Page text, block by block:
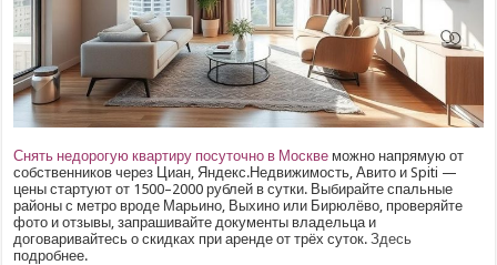
Снять недорогую квартиру посуточно в Москве можно напрямую от
собственников через Циан, Яндекс.Недвижимость, Авито и Spiti —
цены стартуют от 1500–2000 рублей в сутки. Выбирайте спальные
районы с метро вроде Марьино, Выхино или Бирюлёво, проверяйте
фото и отзывы, запрашивайте документы владельца и
договаривайтесь о скидках при аренде от трёх суток.Здесь
подробнее.